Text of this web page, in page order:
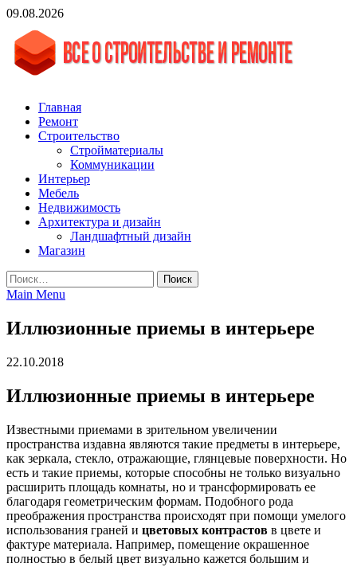
Skip
content
09.08.2026
vgasa.ru
Строительный журнал. Всё о строительстве и ремонтах
Главная
Ремонт
Строительство
Стройматериалы
Коммуникации
Интерьер
Мебель
Недвижимость
Архитектура и дизайн
Ландшафтный дизайн
Магазин
Найти:
Main Menu
Иллюзионные приемы в интерьере
22.10.2018
Иллюзионные приемы в интерьере
Известными приемами в зрительном увеличении
пространства издавна являются такие предметы в интерьере,
как зеркала, стекло, отражающие, глянцевые поверхности. Но
есть и такие приемы, которые способны не только визуально
расширить площадь комнаты, но и трансформировать ее
благодаря геометрическим формам. Подобного рода
преображения пространства происходят при помощи умелого
использования граней и цветовых контрастов в цвете и
фактуре материала. Например, помещение окрашенное
полностью в белый цвет визуально кажется большим и